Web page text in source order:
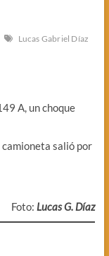
Lucas Gabriel Díaz
A, un choque
salió por
Foto:Lucas G. Díaz